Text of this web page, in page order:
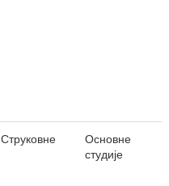
Струковне
Основне
студије